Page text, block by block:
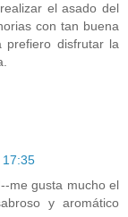
el asado del
con tan buena
prefiero disfrutar la
17:35
me gusta mucho el
y aromático